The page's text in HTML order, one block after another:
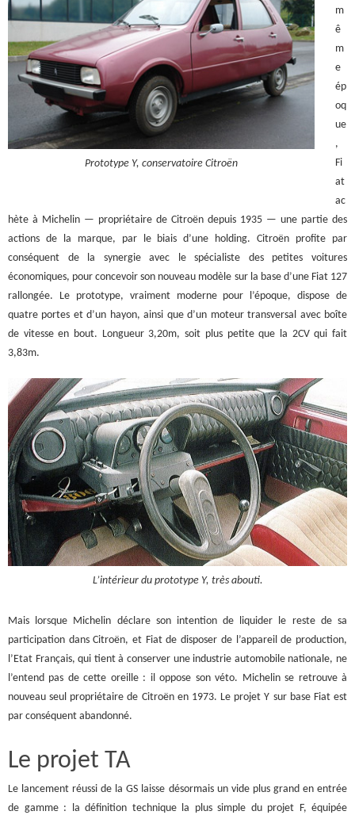
Prototype Y, conservatoire Citroën
m
ê
m
e
ép
oq
ue
,
Fi
at
ac
hète à Michelin — propriétaire de Citroën depuis 1935 — une partie des
actions de la marque, par le biais d’une holding. Citroën profite par
conséquent de la synergie avec le spécialiste des petites voitures
économiques, pour concevoir son nouveau modèle sur la base d’une Fiat 127
rallongée. Le prototype, vraiment moderne pour l’époque, dispose de
quatre portes et d’un hayon, ainsi que d’un moteur transversal avec boîte
de vitesse en bout. Longueur 3,20m, soit plus petite que la 2CV qui fait
3,83m.
L’intérieur du prototype Y, très abouti.
Mais lorsque Michelin déclare son intention de liquider le reste de sa
participation dans Citroën, et Fiat de disposer de l’appareil de production,
l’Etat Français, qui tient à conserver une industrie automobile nationale, ne
l’entend pas de cette oreille : il oppose son véto. Michelin se retrouve à
nouveau seul propriétaire de Citroën en 1973. Le projet Y sur base Fiat est
par conséquent abandonné.
Le projet TA
Le lancement réussi de la GS laisse désormais un vide plus grand en entrée
de gamme : la définition technique la plus simple du projet F, équipée